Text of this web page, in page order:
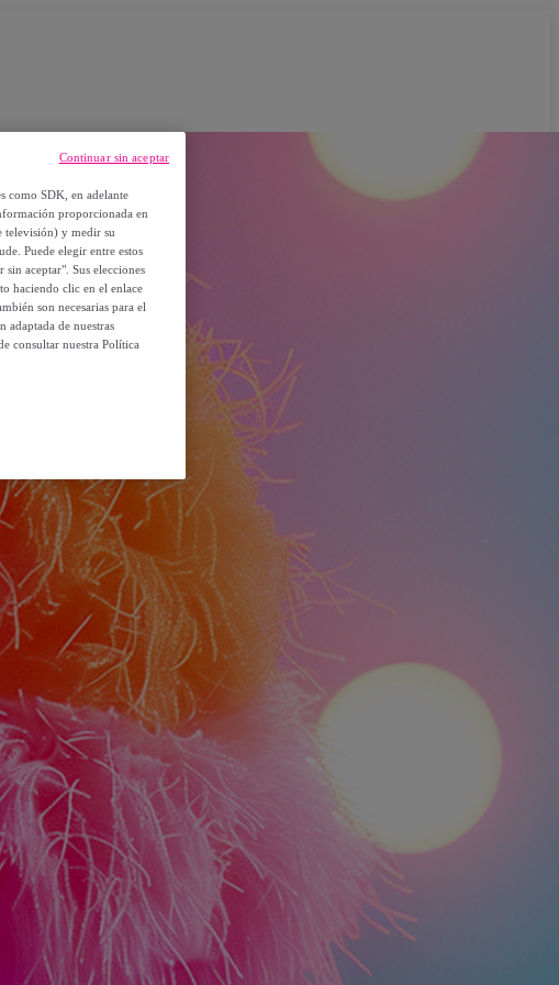
como SDK, en adelante
proporcionada en
televisión) y medir su
Puede elegir entre estos
aceptar". Sus elecciones
haciendo clic en el enlace
son necesarias para el
de nuestras
consultar nuestra Política
Continuar sin aceptar